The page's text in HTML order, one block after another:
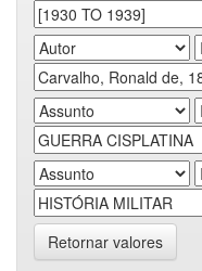
Retornar valores